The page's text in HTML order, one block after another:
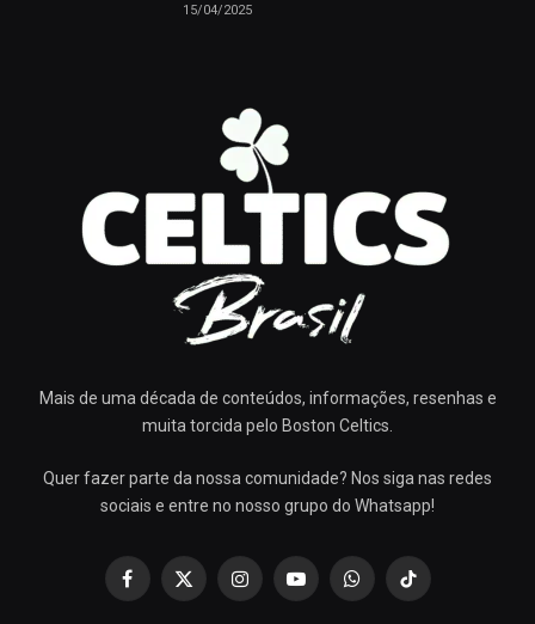
15/04/2025
Mais de uma década de conteúdos, informações, resenhas e
muita torcida pelo Boston Celtics.
Quer fazer parte da nossa comunidade? Nos siga nas redes
sociais e entre no nosso grupo do Whatsapp!
Facebook
X
InstagramYouTubeWhatsAppTikTok